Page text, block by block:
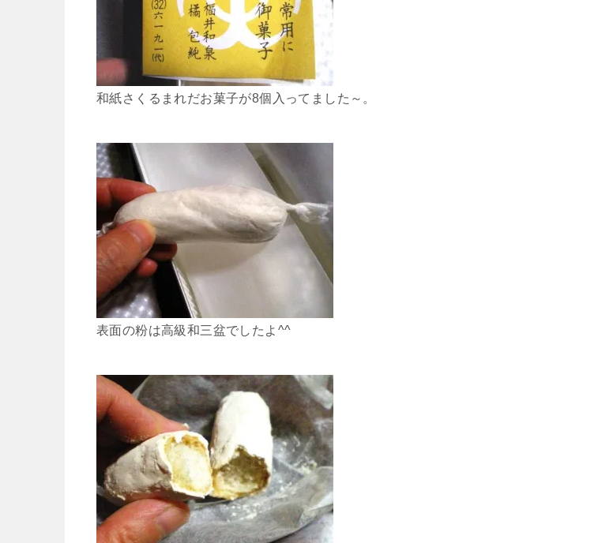
和紙さくるまれだお菓子が8個入ってました～。
表面の粉は高級和三盆でしたよ^^